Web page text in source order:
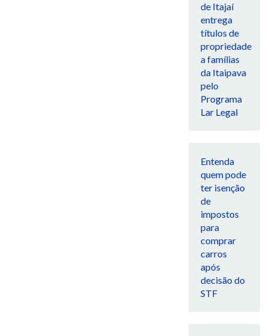
de Itajaí
entrega
títulos de
propriedade
a famílias
da Itaipava
pelo
Programa
Lar Legal
Entenda
quem pode
ter isenção
de
impostos
para
comprar
carros
após
decisão do
STF